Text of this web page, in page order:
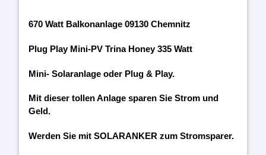
670 Watt Balkonanlage 09130 Chemnitz
Plug Play Mini-PV Trina Honey 335 Watt
Mini- Solaranlage oder Plug & Play.
Mit dieser tollen Anlage sparen Sie Strom und
Geld.
Werden Sie mit SOLARANKER zum Stromsparer.